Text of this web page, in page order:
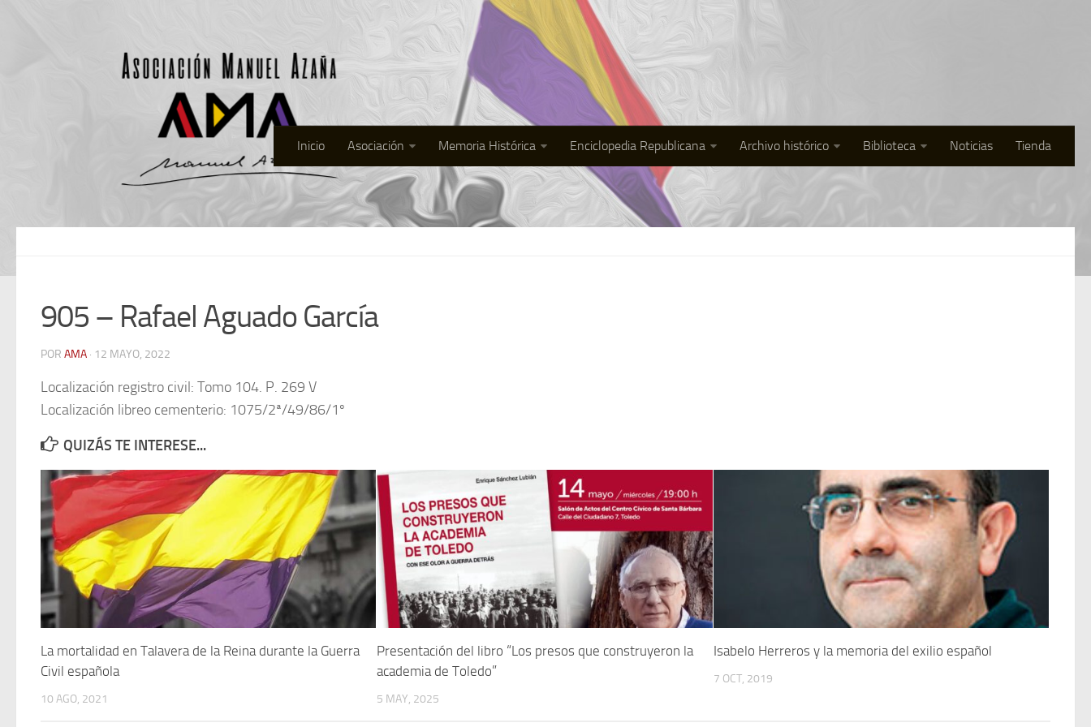
Inicio Asociación Memoria Histórica Enciclopedia Republicana Archivo histórico Biblioteca Noticias Tienda
905 – Rafael Aguado García
POR AMA · 12 MAYO, 2022
Localización registro civil: Tomo 104. P. 269 V
Localización libreo cementerio: 1075/2ª/49/86/1º
QUIZÁS TE INTERESE...
La mortalidad en Talavera de la Reina durante la Guerra
Civil española
10 AGO, 2021
Presentación del libro “Los presos que construyeron la
academia de Toledo”
5 MAY, 2025
Isabelo Herreros y la memoria del exilio español
7 OCT, 2019